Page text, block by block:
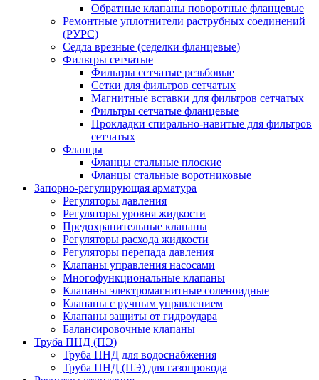
Обратные клапаны поворотные фланцевые
Ремонтные уплотнители раструбных соединений
(РУРС)
Седла врезные (седелки фланцевые)
Фильтры сетчатые
Фильтры сетчатые резьбовые
Сетки для фильтров сетчатых
Магнитные вставки для фильтров сетчатых
Фильтры сетчатые фланцевые
Прокладки спирально-навитые для фильтров
сетчатых
Фланцы
Фланцы стальные плоские
Фланцы стальные воротниковые
Запорно-регулирующая арматура
Регуляторы давления
Регуляторы уровня жидкости
Предохранительные клапаны
Регуляторы расхода жидкости
Регуляторы перепада давления
Клапаны управления насосами
Многофункциональные клапаны
Клапаны электромагнитные соленоидные
Клапаны с ручным управлением
Клапаны защиты от гидроудара
Балансировочные клапаны
Труба ПНД (ПЭ)
Труба ПНД для водоснабжения
Труба ПНД (ПЭ) для газопровода